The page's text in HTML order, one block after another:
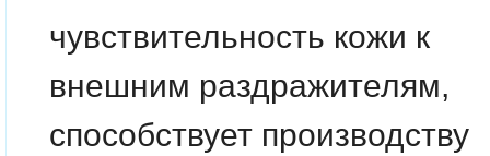
чувствительность кожи к
внешним раздражителям,
способствует производству